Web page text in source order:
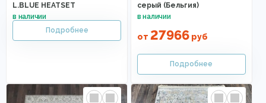
L.BLUE HEATSET
серый (Бельгия)
от 27966руб